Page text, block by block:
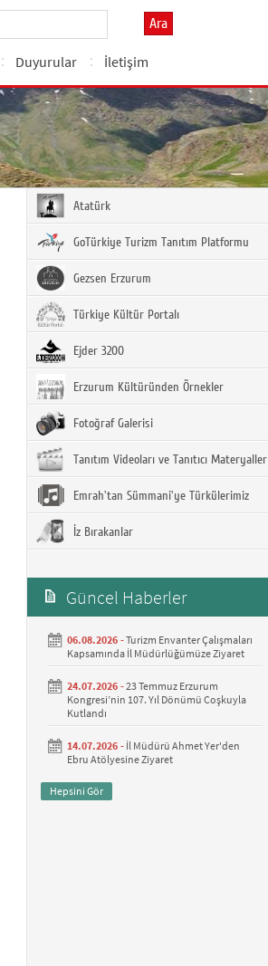
Ara
Duyurular İletişim
Atatürk
GoTürkiye Turizm Tanıtım Platformu
Gezsen Erzurum
Türkiye Kültür Portalı
Ejder 3200
Erzurum Kültüründen Örnekler
Fotoğraf Galerisi
Tanıtım Videoları ve Tanıtıcı Materyaller
Emrah'tan Sümmani'ye Türkülerimiz
İz Bırakanlar
Güncel Haberler
06.08.2026 -Turizm Envanter Çalışmaları
Kapsamında İl Müdürlüğümüze Ziyaret
24.07.2026 -23 Temmuz Erzurum
Kongresi’nin 107. Yıl Dönümü Coşkuyla
Kutlandı
14.07.2026 - İl Müdürü Ahmet Yer'den
Ebru Atölyesine Ziyaret
Hepsini Gör